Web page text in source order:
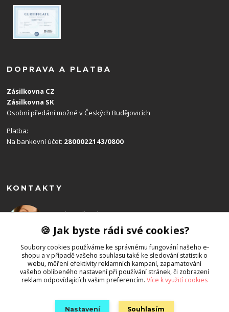
DOPRAVA A PLATBA
Zásilkovna CZ
Zásilkovna SK
Osobní předání možné v Českých Budějovicích
Platba:
Na bankovní účet: 2800022143/0800
KONTAKTY
Monika Balková
+420 602 715 192
(Po-Ne, 8-19 hod.)
info@emony.cz
🍪 Jak byste rádi své cookies?
Soubory cookies používáme ke správnému fungování našeho e-
shopu a v případě vašeho souhlasu také ke sledování statistik o
webu, měření efektivity reklamních kampaní, zapamatování
vašeho oblíbeného nastavení při používání stránek, či zobrazení
reklam odpovídajících vašim preferencím. Více k využití cookies
Nastavení Souhlasím